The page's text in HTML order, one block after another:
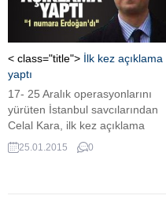
AVRUPA TÜRK GAZETESİ’ne
çarpıcı açıklamalarda bulundu.
< class="title"> İlk kez açıklama
yaptı
17- 25 Aralık operasyonlarını
yürüten İstanbul savcılarından
Celal Kara, ilk kez açıklama
yaptı. Cemaat'in yayın organı
olarak bilinen Bugün Gazetesi ve
25.01.2015 0